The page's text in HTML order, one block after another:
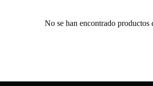
No se han encontrado